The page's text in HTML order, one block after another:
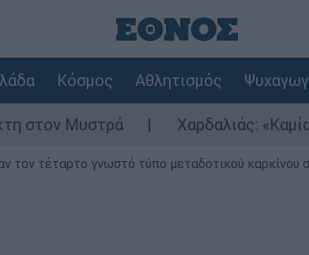
Κόσμος Αθλητισμός
Μυστρά Χαρδαλιάς: «Καμία
τον τέταρτο γνωστό τύπο μεταδοτικού καρκίνου